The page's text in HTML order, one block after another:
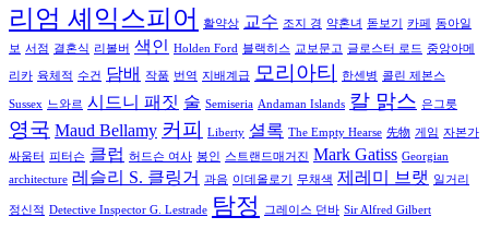
리엄 셰익스피어
활약상 교수 조지 경 약혼녀 돋보기 카페 동아일
보 서점 결혼식 리볼버 색인 Holden Ford 블랙히스 교보문고 글로스터 로드 중앙아메
리카 육체적 수건 담배 작품 번역 지배계급 모리아티 한센병 콜린 제본스
Sussex 느와르 시드니 패짓 술 Semiseria Andaman Islands 칼 맑스 은그릇
영국 Maud Bellamy 커피 Liberty 셜록 The Empty Hearse 先物 게임 자본가
싸움터 피터슨 클럽 허드슨 여사 봉인 스트랜드매거진 Mark Gatiss Georgian
architecture 레슬리 S. 클링거 과음 이데올로기 무채색 제레미 브랫 일거리
정신적 Detective Inspector G. Lestrade 탐정 그레이스 던바 Sir Alfred Gilbert